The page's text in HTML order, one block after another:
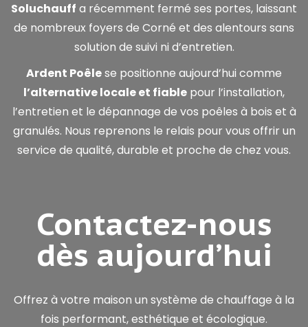
Soluchauff a récemment fermé ses portes, laissant
de nombreux foyers de Corné et des alentours sans
solution de suivi ni d’entretien.
Ardent Poêlese positionne aujourd’hui comme
l’alternative locale et fiable pour l’installation,
l’entretien et le dépannage de vos poêles à bois et à
granulés. Nous reprenons le relais pour vous offrir un
service de qualité, durable et proche de chez vous.
Contactez-nous
dès aujourd’hui
Offrez à votre maison un système de chauffage à la
fois performant, esthétique et écologique.